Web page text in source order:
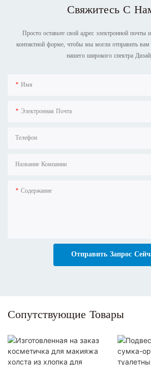
Свяжитесь С
Просто оставьте свой адрес электронной почты
контактной форме, чтобы мы могли отправить вам
нашего широкого спектра
Имя
Электронная Почта
Телефон
Название Компании
Содержание
Отправить Запрос
Сопутствующие Товары